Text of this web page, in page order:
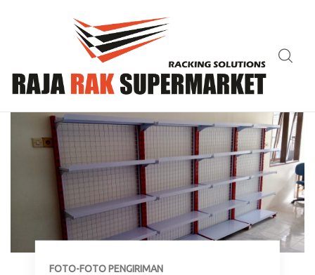
FOTO-FOTO PENGIRIMAN